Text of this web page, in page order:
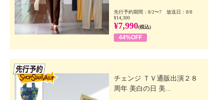
先行予約期間：8/2〜7 放送日：8/8
¥14,300
¥7,990(税込)
44%OFF
チェンジ ＴＶ通販出演２８
周年 美白の日 美...